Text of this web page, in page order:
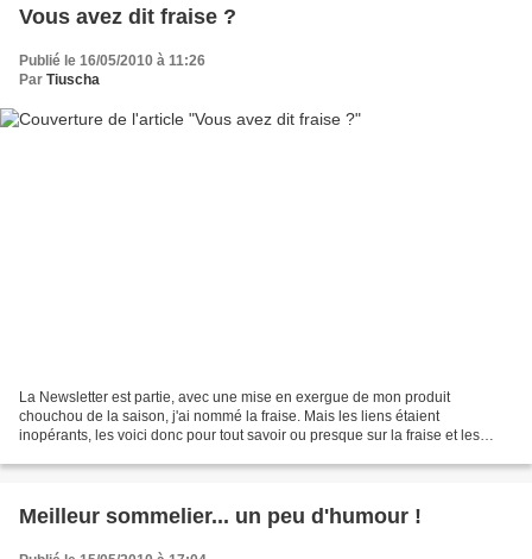
Vous avez dit fraise ?
Publié le 16/05/2010 à 11:26
Par Tiuscha
La Newsletter est partie, avec une mise en exergue de mon produit
chouchou de la saison, j'ai nommé la fraise. Mais les liens étaient
inopérants, les voici donc pour tout savoir ou presque sur la fraise et les
Meilleur sommelier... un peu d'humour !